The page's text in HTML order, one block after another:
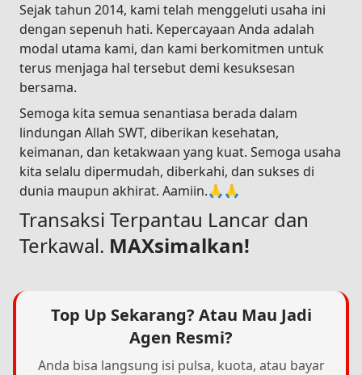
Sejak tahun 2014, kami telah menggeluti usaha ini
dengan sepenuh hati. Kepercayaan Anda adalah
modal utama kami, dan kami berkomitmen untuk
terus menjaga hal tersebut demi kesuksesan
bersama.
Semoga kita semua senantiasa berada dalam
lindungan Allah SWT, diberikan kesehatan,
keimanan, dan ketakwaan yang kuat. Semoga usaha
kita selalu dipermudah, diberkahi, dan sukses di
dunia maupun akhirat. Aamiin.🙏🙏
Transaksi Terpantau Lancar dan
Terkawal. MAXsimalkan!
Top Up Sekarang? Atau Mau Jadi
Agen Resmi?
Anda bisa langsung isi pulsa, kuota, atau bayar